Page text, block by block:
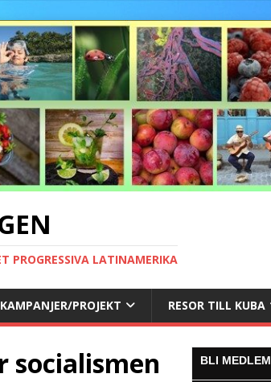
PROGRESSIVA LATINAMERIKA
KAMPANJER/PROJEKT RESOR TILL KUBA
socialismen BLI MEDLEM